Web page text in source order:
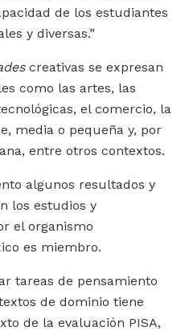
de los estudiantes
y diversas.”
creativas se expresan
como las artes, las
el comercio, la
media o pequeña y, por
entre otros contextos.
algunos resultados y
los estudios y
el organismo
es miembro.
tareas de pensamiento
de dominio tiene
de la evaluación PISA,